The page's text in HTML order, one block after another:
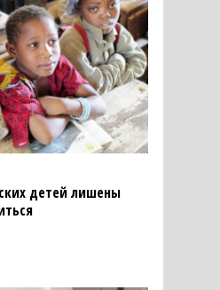
детей лишены